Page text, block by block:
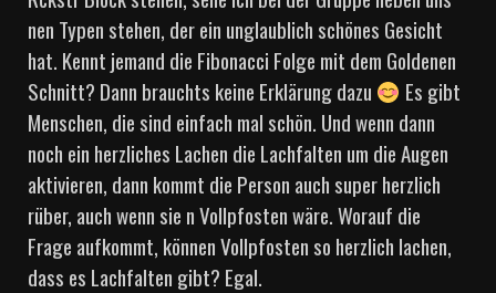
nen Typen stehen, der ein unglaublich schönes Gesicht
hat. Kennt jemand die Fibonacci Folge mit dem Goldenen
Schnitt? Dann brauchts keine Erklärung dazu
Es gibt
Menschen, die sind einfach mal schön. Und wenn dann
noch ein herzliches Lachen die Lachfalten um die Augen
aktivieren, dann kommt die Person auch super herzlich
rüber, auch wenn sie n Vollpfosten wäre. Worauf die
Frage aufkommt, können Vollpfosten so herzlich lachen,
dass es Lachfalten gibt? Egal.